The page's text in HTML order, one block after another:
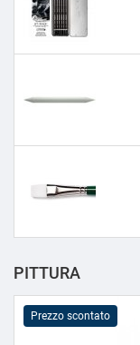
PITTURA
Prezzo scontato